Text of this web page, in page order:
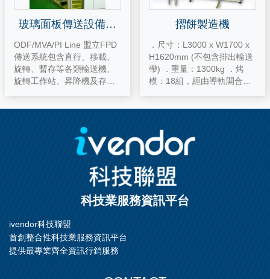
玻璃面板傳送設備整
ODF/MVA/PI Line 盟立FPD
傳送系統包含直行、移載、
旋轉、暫存等各類輸送機、
旋轉工作站、昇降機及存取
統完整解決方案。
摺餅製造機
．尺寸：L3000 x W1700 x
H1620mm (不包含排出輸送
帶) ．重量：1300kg ．烤
模：18組，經由導軌開合持
器--紅外線式上方4組，下部
5組 ．電力供應：220VAC, 3
相, 60Hz, 1KW ．空壓：7kg
f / cm2, 300 l/min ．燃燒廢
氣排放：9900 l/min ．產
能：500~600 ea / hr ．備
註：電力、空壓、瓦斯及廢
科技業服務資訊平台
ivendor科技聯盟
首創整合性科技業服務資訊平台
提供最專業齊全資訊行銷服務